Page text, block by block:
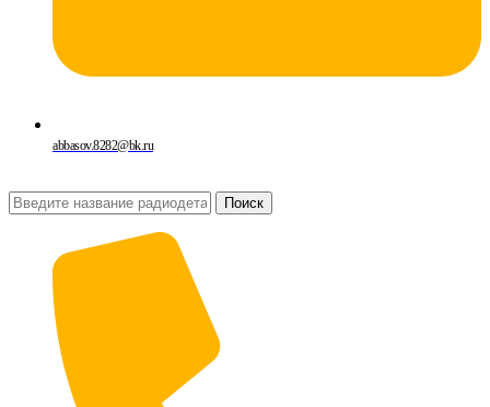
abbasov.8282@bk.ru
Поиск